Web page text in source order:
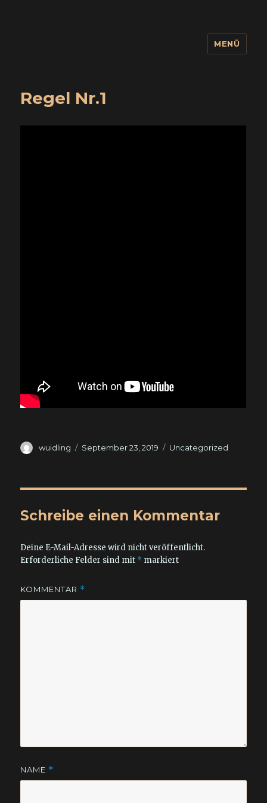
MENÜ
Regel Nr.1
Autor
wuidling
Veröffentlicht
September 23, 2019 Kategorien
Uncategorized
Schreibe einen Kommentar
Deine E-Mail-Adresse wird nicht veröffentlicht.
Erforderliche Felder sind mit * markiert
KOMMENTAR *
NAME *